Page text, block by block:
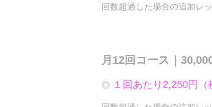
回数超過した場合の追加レ
月12回コース｜
◎ １回あたり2,250円（